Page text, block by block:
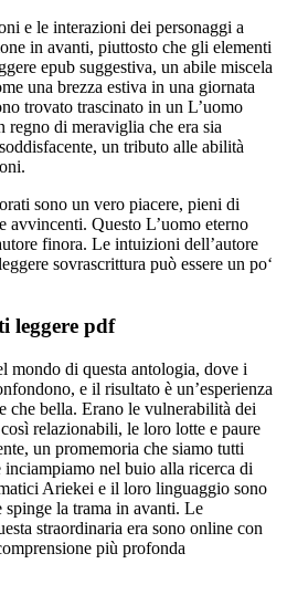
e le interazioni dei personaggi a
in avanti, piuttosto che gli elementi
epub suggestiva, un abile miscela
una brezza estiva in una giornata
trovato trascinato in un L’uomo
di meraviglia che era sia
un tributo alle abilità
sono un vero piacere, pieni di
avvincenti. Questo L’uomo eterno
finora. Le intuizioni dell’autore
sovrascrittura può essere un po‘
leggere pdf
mondo di questa antologia, dove i
e il risultato è un’esperienza
che bella. Erano le vulnerabilità dei
relazionabili, le loro lotte e paure
un promemoria che siamo tutti
nel buio alla ricerca di
Ariekei e il loro linguaggio sono
spinge la trama in avanti. Le
straordinaria era sono online con
più profonda